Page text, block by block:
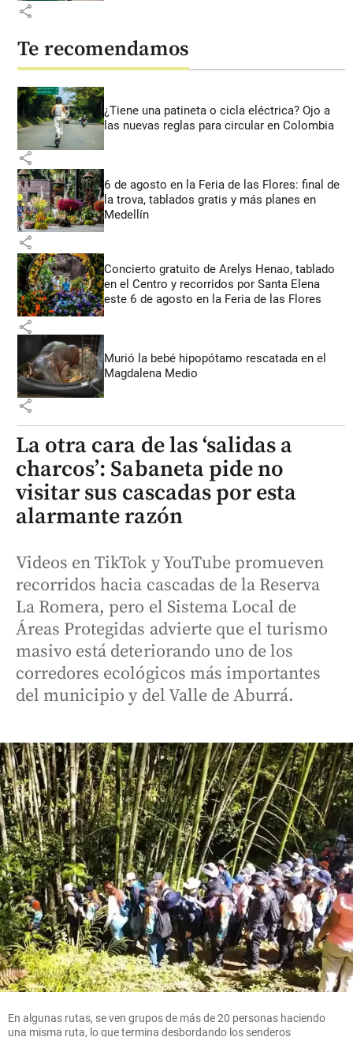
share
Te recomendamos
¿Tiene una patineta o cicla eléctrica? Ojo a
las nuevas reglas para circular en Colombia
share
6 de agosto en la Feria de las Flores: final de
la trova, tablados gratis y más planes en
Medellín
share
Concierto gratuito de Arelys Henao, tablado
en el Centro y recorridos por Santa Elena
este 6 de agosto en la Feria de las Flores
share
Murió la bebé hipopótamo rescatada en el
Magdalena Medio
share
La otra cara de las ‘salidas a
charcos’: Sabaneta pide no
visitar sus cascadas por esta
alarmante razón
Videos en TikTok y YouTube promueven
recorridos hacia cascadas de la Reserva
La Romera, pero el Sistema Local de
Áreas Protegidas advierte que el turismo
masivo está deteriorando uno de los
corredores ecológicos más importantes
del municipio y del Valle de Aburrá.
En algunas rutas, se ven grupos de más de 20 personas haciendo
una misma ruta, lo que termina desbordando los senderos